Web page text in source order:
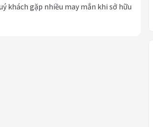
khách gặp nhiều may mắn khi sở hữu